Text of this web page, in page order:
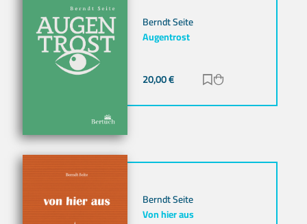
Berndt Seite
Augentrost
20,00€ Zur Merkliste
Berndt Seite
Von hier aus